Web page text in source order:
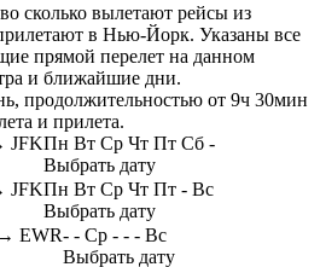
сколько вылетают рейсы из
в Нью-Йорк. Указаны все
прямой перелет на данном
и ближайшие дни.
продолжительностью от 9ч 30мин
и прилета.
JFKПн Вт Ср Чт Пт Сб -
Выбрать дату
JFKПн Вт Ср Чт Пт - Вс
Выбрать дату
EWR- - Ср - - - Вс
Выбрать дату